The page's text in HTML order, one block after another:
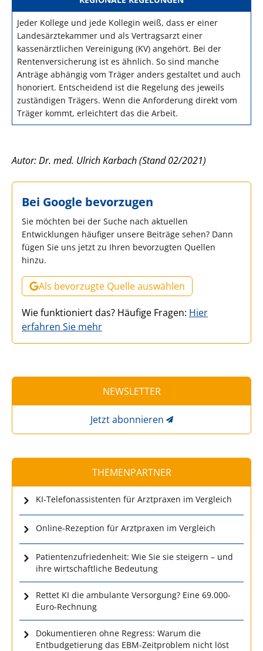
Jeder Kollege und jede Kollegin weiß, dass er einer
Landesärztekammer und als Vertragsarzt einer
kassenärztlichen Vereinigung (KV) angehört. Bei der
Rentenversicherung ist es ähnlich. So sind manche
Anträge abhängig vom Träger anders gestaltet und auch
honoriert. Entscheidend ist die Regelung des jeweils
zuständigen Trägers. Wenn die Anforderung direkt vom
Träger kommt, erleichtert das die Arbeit.
Autor: Dr. med. Ulrich Karbach (Stand 02/2021)
Bei Google bevorzugen
Sie möchten bei der Suche nach aktuellen
Entwicklungen häufiger unsere Beiträge sehen? Dann
fügen Sie uns jetzt zu Ihren bevorzugten Quellen
hinzu.
Als bevorzugte Quelle auswählen
Wie funktioniert das? Häufige Fragen: Hier
erfahren Sie mehr
NEWSLETTER
Jetzt abonnieren
THEMENPARTNER
KI-Telefonassistenten für Arztpraxen im Vergleich
Online-Rezeption für Arztpraxen im Vergleich
Patientenzufriedenheit: Wie Sie sie steigern – und
ihre wirtschaftliche Bedeutung
Rettet KI die ambulante Versorgung? Eine 69.000-
Euro-Rechnung
Dokumentieren ohne Regress: Warum die
Entbudgetierung das EBM-Zeitproblem nicht löst